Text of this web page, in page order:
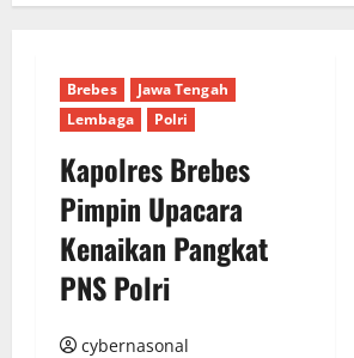
Brebes
Jawa Tengah
Lembaga
Polri
Kapolres Brebes
Pimpin Upacara
Kenaikan Pangkat
PNS Polri
cybernasonal